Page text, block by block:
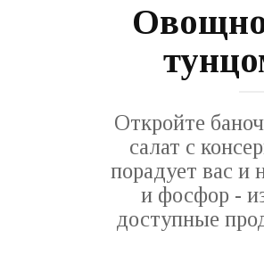
Откройте
салат с
порадует вас и
и фосфор -
доступные